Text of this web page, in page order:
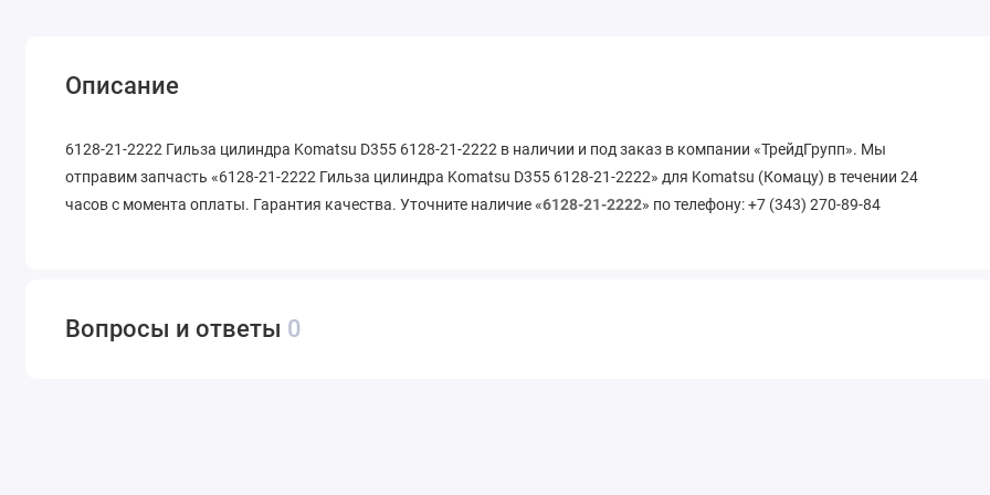
Описание
6128-21-2222 Гильза цилиндра Komatsu D355 6128-21-2222 в наличии и под заказ в компании «ТрейдГрупп». Мы
отправим запчасть «6128-21-2222 Гильза цилиндра Komatsu D355 6128-21-2222» для Komatsu (Комацу) в течении 24
часов с момента оплаты. Гарантия качества. Уточните наличие «6128-21-2222» по телефону: +7 (343) 270-89-84
Вопросы и ответы 0